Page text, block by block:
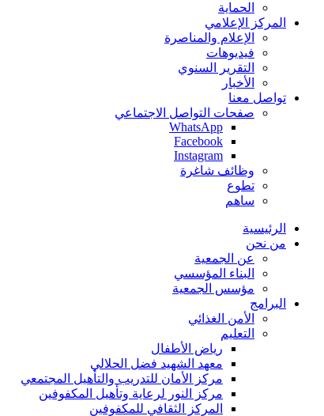
الحماية
المركز الإعلامي
الإعلام والمناصرة
فيديوهات
التقرير السنوي
الأخبار
تواصل معنا
صفحات التواصل الاجتماعي
WhatsApp
Facebook
Instagram
وظائف شاغرة
تطوع
ساهم
الرئيسية
من نحن
عن الجمعية
البناء المؤسسي
مؤسس الجمعية
البرامج
الأمن الغذائي
التعليم
رياض الأطفال
معهد الشهيد فضل الحلالي
مركز الأمان للتدريب والتأهيل المجتمعي
مركز النور لرعاية وتأهيل المكفوفين
المركز الثقافي للمكفوفين